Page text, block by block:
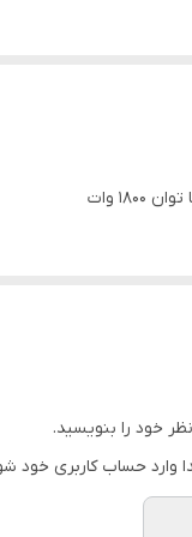
خود را بنویسید.
وارد حساب کاربری خود